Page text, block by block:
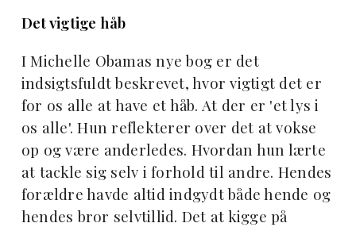
Det vigtige håb
I Michelle Obamas nye bog er det
indsigtsfuldt beskrevet, hvor vigtigt det er
for os alle at have et håb. At der er 'et lys i
os alle'. Hun reflekterer over det at vokse
op og være anderledes. Hvordan hun lærte
at tackle sig selv i forhold til andre. Hendes
forældre havde altid indgydt både hende og
hendes bror selvtillid. Det at kigge på